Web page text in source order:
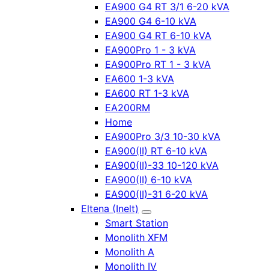
EA900 G4 RT 3/1 6-20 kVA
EA900 G4 6-10 kVA
EA900 G4 RT 6-10 kVA
EA900Pro 1 - 3 kVA
EA900Pro RT 1 - 3 kVA
EA600 1-3 kVA
EA600 RT 1-3 kVA
EA200RM
Home
EA900Pro 3/3 10-30 kVA
EA900(II) RT 6-10 kVA
EA900(II)-33 10-120 kVA
EA900(II) 6-10 kVA
EA900(II)-31 6-20 kVA
Eltena (Inelt)
Smart Station
Monolith XFM
Monolith A
Monolith IV